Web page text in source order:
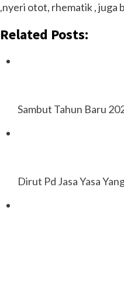
,nyeri otot, rhematik , juga
Related Posts:
Sambut Tahun Baru
Dirut Pd Jasa Yasa